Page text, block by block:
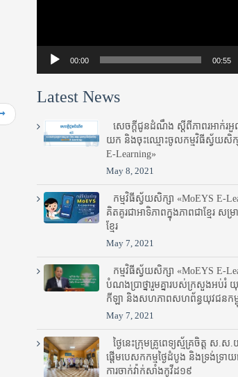
00:00 00:55
Latest News
សេចក្តីជូនដំណឹង ស្តី​ពីភាព​រអាក់រអួ
យក និង​ចុះ​ឈ្មោះ​ចូល​កម្មវិធី​ស្វ័យសិក្
E-Learning»
May 8, 2021
កម្មវិធីស្វ័យសិក្សា «MoEYS E-
គិតគូរជាអាទិភាពក្នុងភាពជាខ្មែរ ស
ខ្មែរ
May 7, 2021
កម្មវិធីស្វ័យសិក្សា «MoEYS E-
បំណងប្រាថ្នារួមគ្នារបស់ក្រសួងអប់រំ​
កីឡា និងសហភាពសហព័ន្ធយុវជនកម្
May 7, 2021
ថ្ងៃនេះក្រុមគ្រូពេទ្យស្ម័គ្រចិត្ត ស.
ផ្តើមបេសកកម្មថ្ងៃដំបូង និងទ្រង់ទ្រាយ
ការចាក់វ៉ាក់សាំងកូវីដ១៩